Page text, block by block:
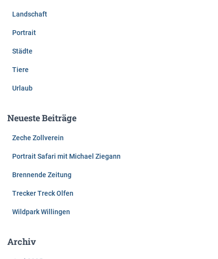
Landschaft
Portrait
Städte
Tiere
Urlaub
Neueste Beiträge
Zeche Zollverein
Portrait Safari mit Michael Ziegann
Brennende Zeitung
Trecker Treck Olfen
Wildpark Willingen
Archiv